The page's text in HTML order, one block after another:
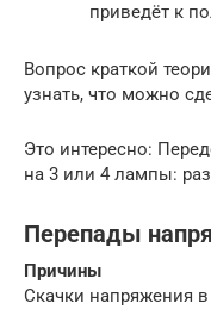
приведёт к
Вопрос краткой
узнать, что можно
Это интересно:
на 3 или 4 лампы:
Перепады
Причины
Скачки напряжения